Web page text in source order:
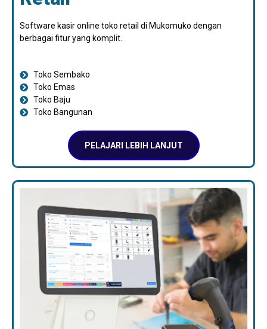
Software kasir online toko retail di Mukomuko dengan
berbagai fitur yang komplit.
Toko Sembako
Toko Emas
Toko Baju
Toko Bangunan
PELAJARI LEBIH LANJUT